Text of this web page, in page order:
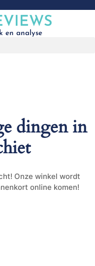
en analyse
dingen in
Onze winkel wordt
online komen!